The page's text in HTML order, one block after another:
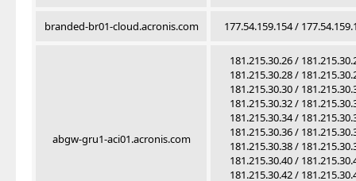
branded-br01-cloud.acronis.com 177.54.159.154 /
abgw-gru1-aci01.acronis.com
181.215.30.26 /
181.215.30.28 /
181.215.30.30 /
181.215.30.32 /
181.215.30.34 /
181.215.30.36 /
181.215.30.38 /
181.215.30.40 /
181.215.30.42 /